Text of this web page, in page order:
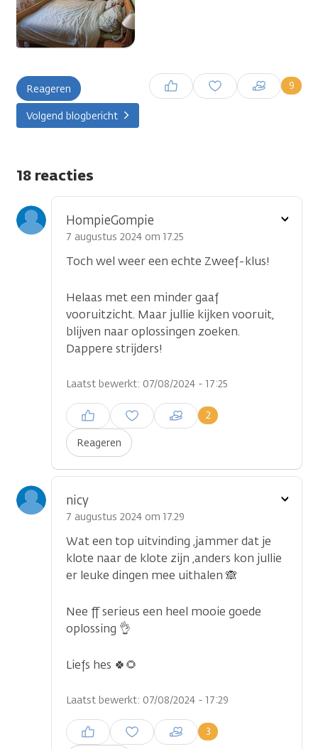
Reageren 9
Inloggen om een reactie te
plaatsen
Volgend blogbericht
18 reacties
HompieGompie
7 augustus 2024 om 17.25
Toch wel weer een echte Zweef-klus!
Helaas met een minder gaaf
vooruitzicht. Maar jullie kijken vooruit,
blijven naar oplossingen zoeken.
Dappere strijders!
Laatst bewerkt: 07/08/2024 - 17:25
Reageren
2
Inloggen om een reactie te
plaatsen
Toon
nicy
7 augustus 2024 om 17.29
Wat een top uitvinding ,jammer dat je
klote naar de klote zijn ,anders kon jullie
er leuke dingen mee uithalen 🙈
Nee ff serieus een heel mooie goede
oplossing 👌
Liefs hes 🍀🌻
Laatst bewerkt: 07/08/2024 - 17:29
3
Inloggen om een reactie te
plaatsen
Toon